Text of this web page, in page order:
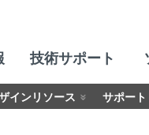
技術サポート
インリソース サポート